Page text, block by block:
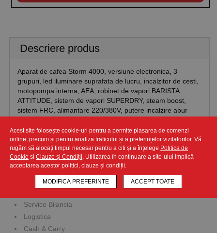
Acest site folosește cookie-uri pentru a permite plasarea de comenzi
online, precum și pentru analiza traficului și a preferințelor vizitatorilor. Vă
rugăm să alocați timpul necesar pentru a citi și a înțelege Politica de
Cookie si Clauze și Condiții. Utilizarea în continuare a site-ului implică
acceptarea acestor politici, clauze și condiții.
MODIFICA PREFERINTE ACCEPT TOATE
Descriere produs
Aparat de cafea Storm 4000, versiune electronica, 3
grupuri, led iluminare suprafata de lucru, incalzitor de cesti,
motopompa interna, AEA, robinet de vapori BARISTA
ATTITUDE, sistem de vapori SUPERDRY, steam boost,
sistem FRC, alimantare 220/380V, putere incalzire abur
105 kg
Companie
Service Bilancia
Logistica
Cash & Carry